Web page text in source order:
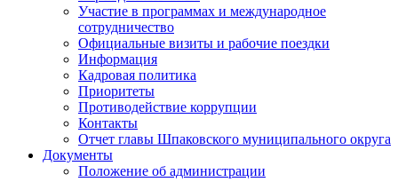
Участие в программах и международное
сотрудничество
Официальные визиты и рабочие поездки
Информация
Кадровая политика
Приоритеты
Противодействие коррупции
Контакты
Отчет главы Шпаковского муниципального округа
Документы
Положение об администрации